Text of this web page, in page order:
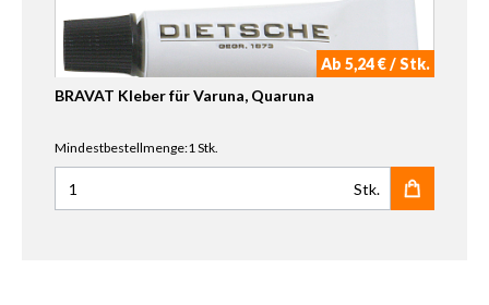
Ab 5,24 € / Stk.
BRAVAT Kleber für Varuna, Quaruna
Mindestbestellmenge:1 Stk.
Anzahl für BRAVAT Kleber für Varuna, Quaruna
Stk.